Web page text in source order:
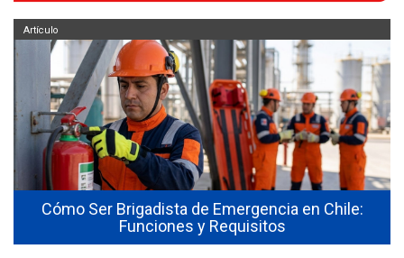
Cómo Ser Brigadista de Emergencia en Chile:
Funciones y Requisitos
Artículo